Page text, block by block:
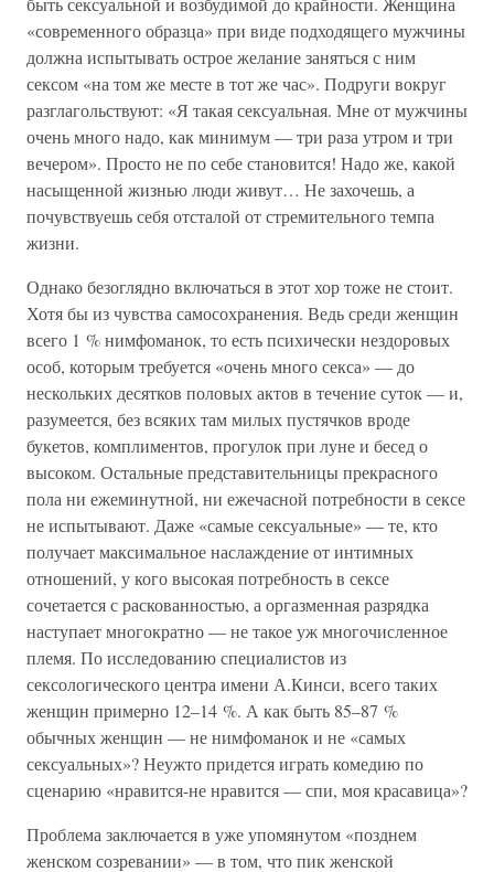
«современного образца» при виде подходящего мужчины
должна испытывать острое желание заняться с ним
сексом «на том же месте в тот же час». Подруги вокруг
разглагольствуют: «Я такая сексуальная. Мне от мужчины
очень много надо, как минимум — три раза утром и три
вечером». Просто не по себе становится! Надо же, какой
насыщенной жизнью люди живут… Не захочешь, а
почувствуешь себя отсталой от стремительного темпа
жизни.
Однако безоглядно включаться в этот хор тоже не стоит.
Хотя бы из чувства самосохранения. Ведь среди женщин
всего 1 % нимфоманок, то есть психически нездоровых
особ, которым требуется «очень много секса» — до
нескольких десятков половых актов в течение суток — и,
разумеется, без всяких там милых пустячков вроде
букетов, комплиментов, прогулок при луне и бесед о
высоком. Остальные представительницы прекрасного
пола ни ежеминутной, ни ежечасной потребности в сексе
не испытывают. Даже «самые сексуальные» — те, кто
получает максимальное наслаждение от интимных
отношений, у кого высокая потребность в сексе
сочетается с раскованностью, а оргазменная разрядка
наступает многократно — не такое уж многочисленное
племя. По исследованию специалистов из
сексологического центра имени А.Кинси, всего таких
женщин примерно 12–14 %. А как быть 85–87 %
обычных женщин — не нимфоманок и не «самых
сексуальных»? Неужто придется играть комедию по
сценарию «нравится-не нравится — спи, моя красавица»?
Проблема заключается в уже упомянутом «позднем
женском созревании» — в том, что пик женской